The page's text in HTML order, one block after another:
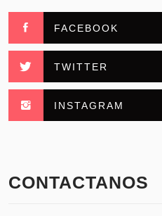
FACEBOOK
TWITTER
INSTAGRAM
CONTACTANOS